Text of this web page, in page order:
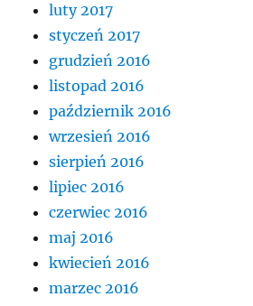
luty 2017
styczeń 2017
grudzień 2016
listopad 2016
październik 2016
wrzesień 2016
sierpień 2016
lipiec 2016
czerwiec 2016
maj 2016
kwiecień 2016
marzec 2016